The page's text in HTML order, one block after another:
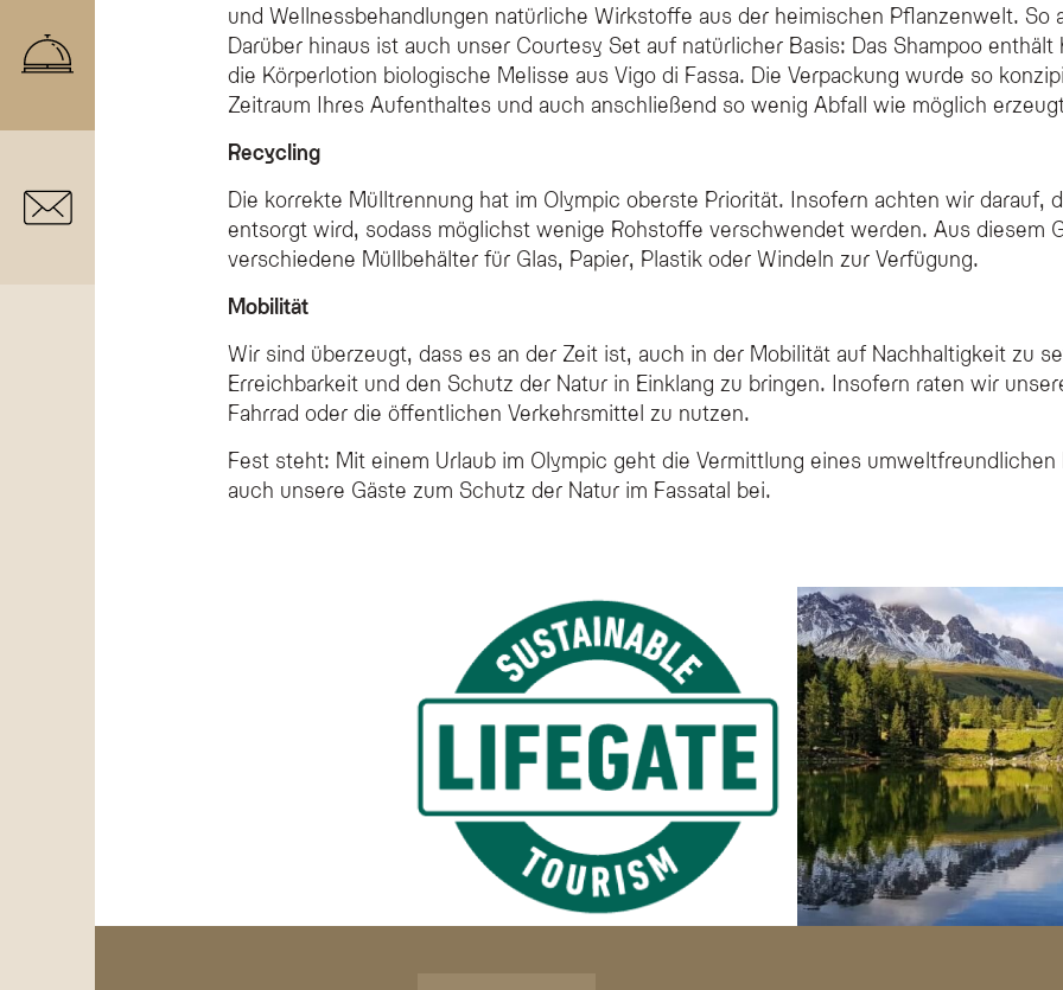
und Wellnessbehandlungen natürliche Wirkstoffe aus der heimischen Pflanzenwelt. So
Darüber hinaus ist auch unser Courtesy Set auf natürlicher Basis: Das Shampoo enthält
die Körperlotion biologische Melisse aus Vigo di Fassa. Die Verpackung wurde so
Zeitraum Ihres Aufenthaltes und auch anschließend so wenig Abfall wie möglich
Recycling
Die korrekte Mülltrennung hat im Olympic oberste Priorität. Insofern achten wir darauf,
entsorgt wird, sodass möglichst wenige Rohstoffe verschwendet werden. Aus diesem
verschiedene Müllbehälter für Glas, Papier, Plastik oder Windeln zur Verfügung.
Mobilität
Wir sind überzeugt, dass es an der Zeit ist, auch in der Mobilität auf Nachhaltigkeit zu
Erreichbarkeit und den Schutz der Natur in Einklang zu bringen. Insofern raten wir
Fahrrad oder die öffentlichen Verkehrsmittel zu nutzen.
Fest steht: Mit einem Urlaub im Olympic geht die Vermittlung eines
auch unsere Gäste zum Schutz der Natur im Fassatal bei.